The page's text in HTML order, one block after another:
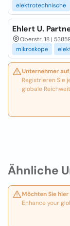
Ähnliche
Möchten Sie
Enhance your
elektrotechnische
Ehlert U.
Oberstr. 18 |
mikroskope
Unternehmer
Registrieren Sie
globale